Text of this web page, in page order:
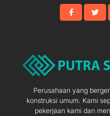
Perusahaan yang
konstruksi umum. Kami
pekerjaan kami dan